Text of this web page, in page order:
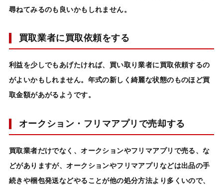
尋ねてみるのも良いかもしれません。
買取業者に買取依頼をする
利益を少しでもあげたければ、買い取り業者に買取依頼するの
がよいかもしれません。年式の新しく綺麗な状態のものほど買
取金額があがるようです。
オークション・フリマアプリで売却する
買取業者だけでなく、オークションやフリマアプリで売る、な
どがありますが、オークションやフリマアプリなどは出品の手
続きや梱包発送などやることが他の処分方法より多くいので、